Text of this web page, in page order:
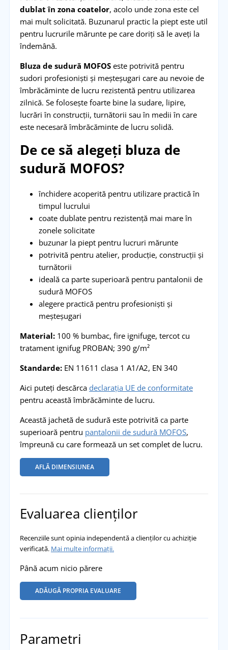
dublat în zona coatelor, acolo unde zona este cel
mai mult solicitată. Buzunarul practic la piept este util
pentru lucrurile mărunte pe care doriți să le aveți la
îndemână.
Bluza de sudură MOFOSeste potrivită pentru
sudori profesioniști și meșteșugari care au nevoie de
îmbrăcăminte de lucru rezistentă pentru utilizarea
zilnică. Se folosește foarte bine la sudare, lipire,
lucrări în construcții, turnătorii sau în medii în care
este necesară îmbrăcăminte de lucru solidă.
De ce să alegeți bluza de
sudură MOFOS?
închidere acoperită pentru utilizare practică în
timpul lucrului
coate dublate pentru rezistență mai mare în
zonele solicitate
buzunar la piept pentru lucruri mărunte
potrivită pentru atelier, producție, construcții și
turnătorii
ideală ca parte superioară pentru pantalonii de
sudură MOFOS
alegere practică pentru profesioniști și
meșteșugari
Material:100 % bumbac, fire ignifuge, tercot cu
tratament ignifug PROBAN; 390 g/m²
Standarde:EN 11611 clasa 1 A1/A2, EN 340
Aici puteți descărca declarația UE de conformitate
pentru această îmbrăcăminte de lucru.
Această jachetă de sudură este potrivită ca parte
superioară pentru pantalonii de sudură MOFOS,
împreună cu care formează un set complet de lucru.
AFLĂ DIMENSIUNEA
Evaluarea clienților
Recenziile sunt opinia independentă a clienților cu achiziție
verificată. Mai multe informații.
Până acum nicio părere
ADĂUGĂ PROPRIA EVALUARE
Parametri